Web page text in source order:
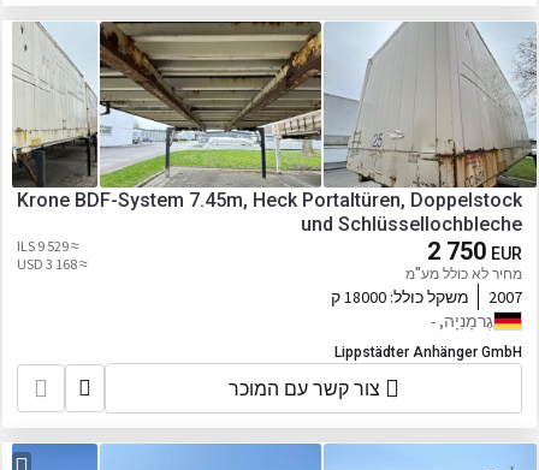
Krone BDF-System 7.45m, Heck Portaltüren, Doppelstock
und Schlüssellochbleche
2 750 EUR
מחיר לא כולל מע"מ
≈ 9 529 ILS
≈ 3 168 USD
2007 משקל כולל: 18000 ק
גֶרמָנִיָה, -
Lippstädter Anhänger GmbH
צור קשר עם המוכר